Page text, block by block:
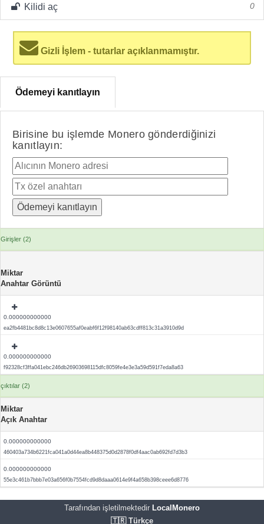
Kilidi aç 0
Gizli İşlem - tutarlar açıklanmamıştır.
Ödemeyi kanıtlayın
Birisine bu işlemde Monero gönderdiğinizi
kanıtlayın:
Girişler (2)
Miktar
Anahtar Görüntü
0.000000000000
ea2fb4481bc8d8c13e0607655af0eabf6f12f98140ab63cdff813c31a3910d9d
0.000000000000
f92328cf3ffa041ebc246db26903698115dfc8059fe4e3e3a59d591f7eda8a63
çıktılar (2)
Miktar
Açık Anahtar
0.000000000000
460403a734b6221fca041a0d44ea8b448375d0d2878f0df4aac0ab692fd7d3b3
0.000000000000
55e3c461b7bbb7e03a656f0b7554fcd9d8daaa0614e9f4a658b398ceee6d8776
Tarafından işletilmektedir LocalMonero
🇹🇷 Türkçe